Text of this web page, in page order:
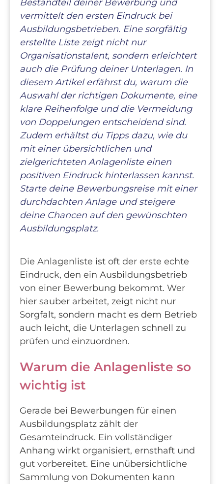
Bestandteil deiner Bewerbung und
vermittelt den ersten Eindruck bei
Ausbildungsbetrieben. Eine sorgfältig
erstellte Liste zeigt nicht nur
Organisationstalent, sondern erleichtert
auch die Prüfung deiner Unterlagen. In
diesem Artikel erfährst du, warum die
Auswahl der richtigen Dokumente, eine
klare Reihenfolge und die Vermeidung
von Doppelungen entscheidend sind.
Zudem erhältst du Tipps dazu, wie du
mit einer übersichtlichen und
zielgerichteten Anlagenliste einen
positiven Eindruck hinterlassen kannst.
Starte deine Bewerbungsreise mit einer
durchdachten Anlage und steigere
deine Chancen auf den gewünschten
Ausbildungsplatz.
Die Anlagenliste ist oft der erste echte
Eindruck, den ein Ausbildungsbetrieb
von einer Bewerbung bekommt. Wer
hier sauber arbeitet, zeigt nicht nur
Sorgfalt, sondern macht es dem Betrieb
auch leicht, die Unterlagen schnell zu
prüfen und einzuordnen.
Warum die Anlagenliste so
wichtig ist
Gerade bei Bewerbungen für einen
Ausbildungsplatz zählt der
Gesamteindruck. Ein vollständiger
Anhang wirkt organisiert, ernsthaft und
gut vorbereitet. Eine unübersichtliche
Sammlung von Dokumenten kann